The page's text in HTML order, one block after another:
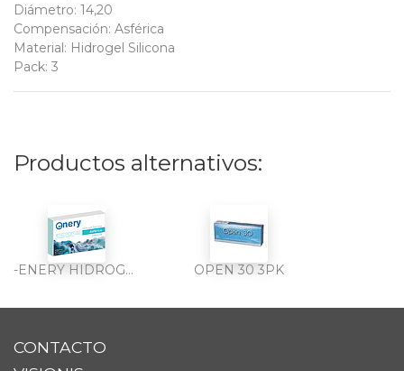
Diámetro: 14,20
Compensación: Asférica
Material: Hidrogel Silicona
Pack: 3
Productos alternativos:
-ENERY HIDROGEL SILICONA 6PK OPEN 30 3PK
CONTACTO